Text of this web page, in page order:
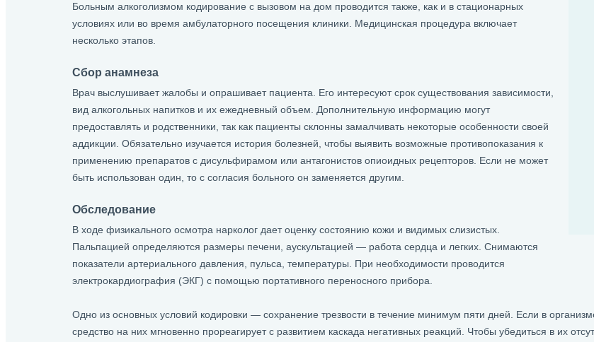
Больным алкоголизмом кодирование с вызовом на дом проводится также, как и в стационарных
условиях или во время амбулаторного посещения клиники. Медицинская процедура включает
несколько этапов.
Сбор анамнеза
Врач выслушивает жалобы и опрашивает пациента. Его интересуют срок существования зависимости,
вид алкогольных напитков и их ежедневный объем. Дополнительную информацию могут
предоставлять и родственники, так как пациенты склонны замалчивать некоторые особенности своей
аддикции. Обязательно изучается история болезней, чтобы выявить возможные противопоказания к
применению препаратов с дисульфирамом или антагонистов опиоидных рецепторов. Если не может
быть использован один, то с согласия больного он заменяется другим.
Обследование
В ходе физикального осмотра нарколог дает оценку состоянию кожи и видимых слизистых.
Пальпацией определяются размеры печени, аускультацией — работа сердца и легких. Снимаются
показатели артериального давления, пульса, температуры. При необходимости проводится
электрокардиография (ЭКГ) с помощью портативного переносного прибора.
Одно из основных условий кодировки — сохранение трезвости в течение минимум пяти дней. Если в
средство на них мгновенно прореагирует с развитием каскада негативных реакций. Чтобы убедиться в их